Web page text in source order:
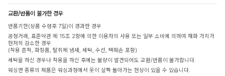
교환/반품이 불가한 경우
반품기한(상품 수령후 7일)이 경과한 경우
공정거래, 표준약관 제 15조 2항에 의한 이용자의 사용 또는 일부 소비에 의하여 재화 가치가
현저히 감소한 경우
(착용 흔적, 화장품, 탈취제 냄새, 세탁, 수선, 택훼손 포함)
세탁을 하신 경우나 착용을 하신 후에는 불량이 발견되어도 교환/반품이 불가합니다.
워싱면 종류의 제품은 워싱과정에서 옷이 살짝 돌아가는 현상이 있을 수 있습니다.